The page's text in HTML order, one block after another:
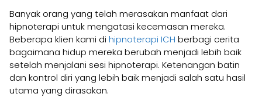
Banyak orang yang telah merasakan manfaat dari
hipnoterapi untuk mengatasi kecemasan mereka.
Beberapa klien kami di hipnoterapi ICH berbagi cerita
bagaimana hidup mereka berubah menjadi lebih baik
setelah menjalani sesi hipnoterapi. Ketenangan batin
dan kontrol diri yang lebih baik menjadi salah satu hasil
utama yang dirasakan.